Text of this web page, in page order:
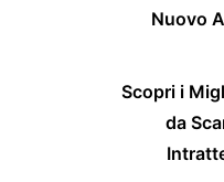
Nuovo
Scopri i
da